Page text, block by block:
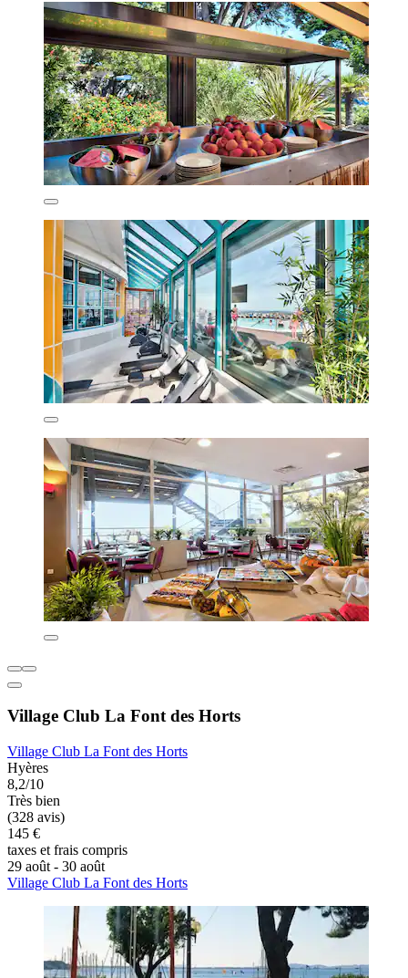
Village Club La Font des Horts
Village Club La Font des Horts
Hyères
8,2/10
Très bien
(328 avis)
145 €
taxes et frais compris
29 août - 30 août
Village Club La Font des Horts